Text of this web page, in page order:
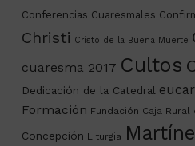
Conferencias Cuaresmales
Christi Cristo de la Buena Muerte
cuaresma 2017 Cultos
Dedicación de la Catedral
Formación Fundación Caja Rural
Concepción Liturgia